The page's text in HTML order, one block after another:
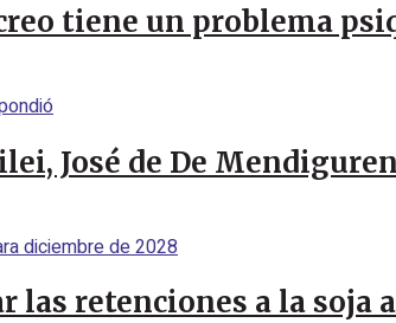
tiene un problema
José de De
retenciones a la soja